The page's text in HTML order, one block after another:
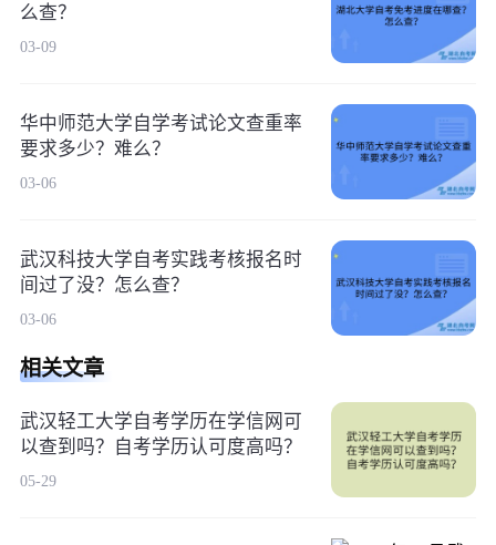
么查？
03-09
华中师范大学自学考试论文查重率
要求多少？难么？
03-06
武汉科技大学自考实践考核报名时
间过了没？怎么查？
03-06
相关文章
武汉轻工大学自考学历在学信网可
以查到吗？自考学历认可度高吗？
05-29